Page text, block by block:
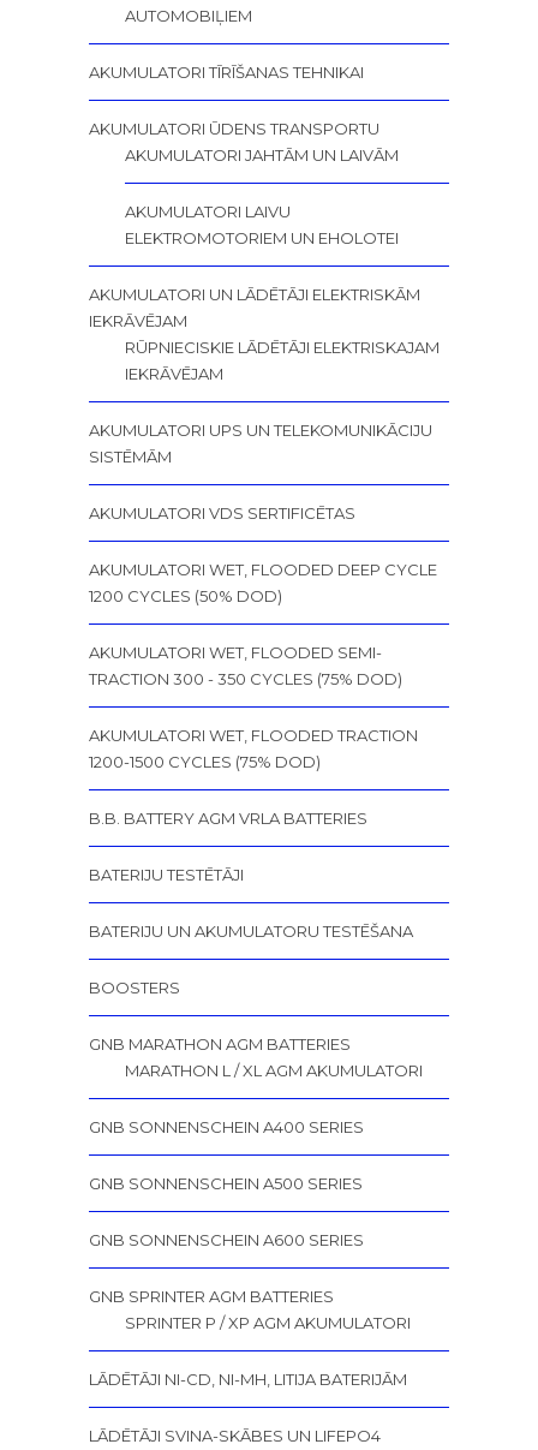
AUTOMOBIĻIEM
AKUMULATORI TĪRĪŠANAS TEHNIKAI
AKUMULATORI ŪDENS TRANSPORTU
AKUMULATORI JAHTĀM UN LAIVĀM
AKUMULATORI LAIVU
ELEKTROMOTORIEM UN EHOLOTEI
AKUMULATORI UN LĀDĒTĀJI ELEKTRISKĀM
IEKRĀVĒJAM
RŪPNIECISKIE LĀDĒTĀJI ELEKTRISKAJAM
IEKRĀVĒJAM
AKUMULATORI UPS UN TELEKOMUNIKĀCIJU
SISTĒMĀM
AKUMULATORI VDS SERTIFICĒTAS
AKUMULATORI WET, FLOODED DEEP CYCLE
1200 CYCLES (50% DOD)
AKUMULATORI WET, FLOODED SEMI-
TRACTION 300 - 350 CYCLES (75% DOD)
AKUMULATORI WET, FLOODED TRACTION
1200-1500 CYCLES (75% DOD)
B.B. BATTERY AGM VRLA BATTERIES
BATERIJU TESTĒTĀJI
BATERIJU UN AKUMULATORU TESTĒŠANA
BOOSTERS
GNB MARATHON AGM BATTERIES
MARATHON L / XL AGM AKUMULATORI
GNB SONNENSCHEIN A400 SERIES
GNB SONNENSCHEIN A500 SERIES
GNB SONNENSCHEIN A600 SERIES
GNB SPRINTER AGM BATTERIES
SPRINTER P / XP AGM AKUMULATORI
LĀDĒTĀJI NI-CD, NI-MH, LITIJA BATERIJĀM
LĀDĒTĀJI SVINA-SKĀBES UN LIFEPO4